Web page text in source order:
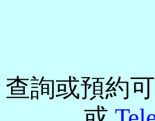
查詢或預約